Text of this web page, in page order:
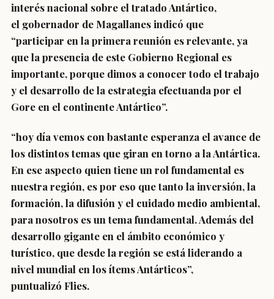
interés nacional sobre el tratado Antártico,
el gobernador de Magallanes indicó que
“participar en la primera reunión es relevante, ya
que la presencia de este Gobierno Regional es
importante, porque dimos a conocer todo el trabajo
y el desarrollo de la estrategia efectuanda por el
Gore en el continente Antártico”.
“hoy día vemos con bastante esperanza el avance de
los distintos temas que giran en torno a la Antártica.
En ese aspecto quien tiene un rol fundamental es
nuestra región, es por eso que tanto la inversión, la
formación, la difusión y el cuidado medio ambiental,
para nosotros es un tema fundamental. Además del
desarrollo gigante en el ámbito económico y
turístico, que desde la región se está liderando a
nivel mundial en los ítems Antárticos”,
puntualizó Flies.